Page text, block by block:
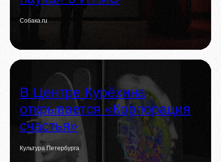
Собака.ru
В Центре Курёхина
открывается «Корпорация
счастья»
Культура Петербурга